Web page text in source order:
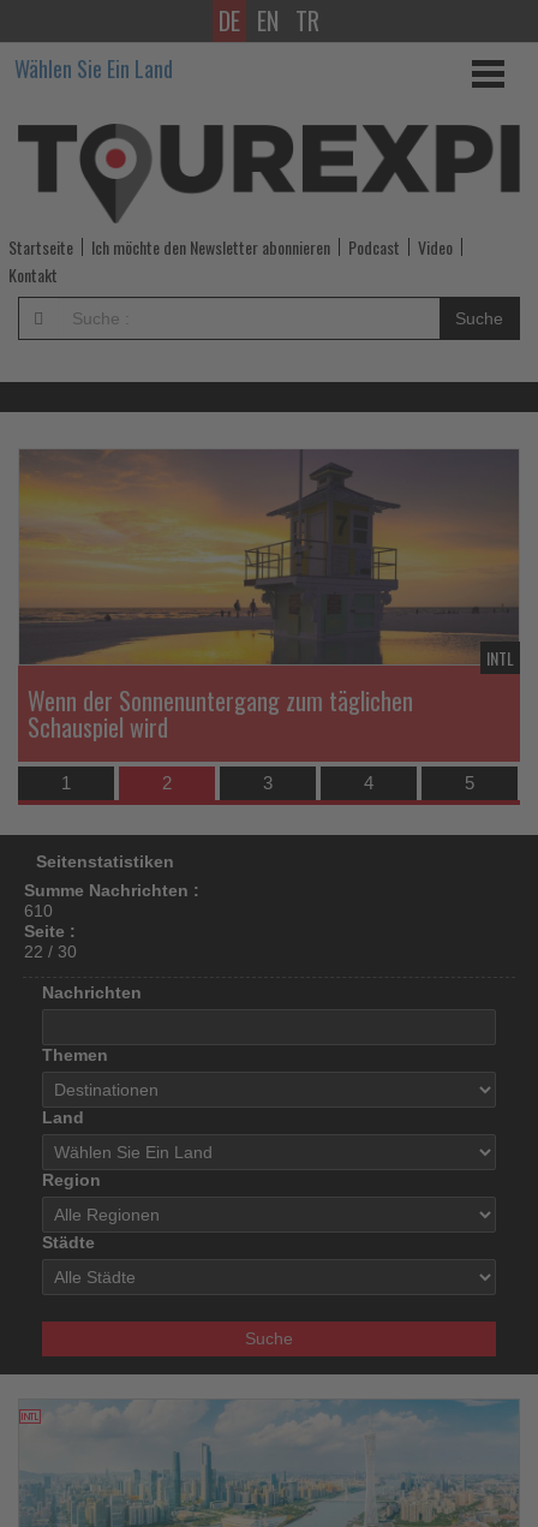
Wissen,
was
im
Tourismus
los
ist!
Wissen,
was
im
Tourismus
ist!
DE EN TR
Wählen Sie Ein Land
Startseite Ich möchte den Newsletter abonnieren Podcast
Video
Kontakt
Suche
Sie
Wenn der Sonnenuntergang zum täglichen
Schauspiel wird
INTL
1 2 3 4 5
Seitenstatistiken
Summe Nachrichten :
610
Seite :
22 / 30
Nachrichten
Themen
Land
Region
Städte
Suche